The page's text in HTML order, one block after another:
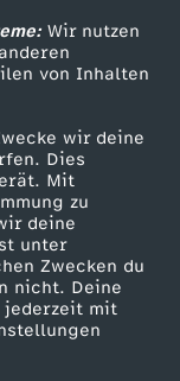
Wir nutzen
von Inhalten
wir deine
Dies
Mit
zu
deine
unter
Zwecken du
nicht. Deine
jederzeit mit